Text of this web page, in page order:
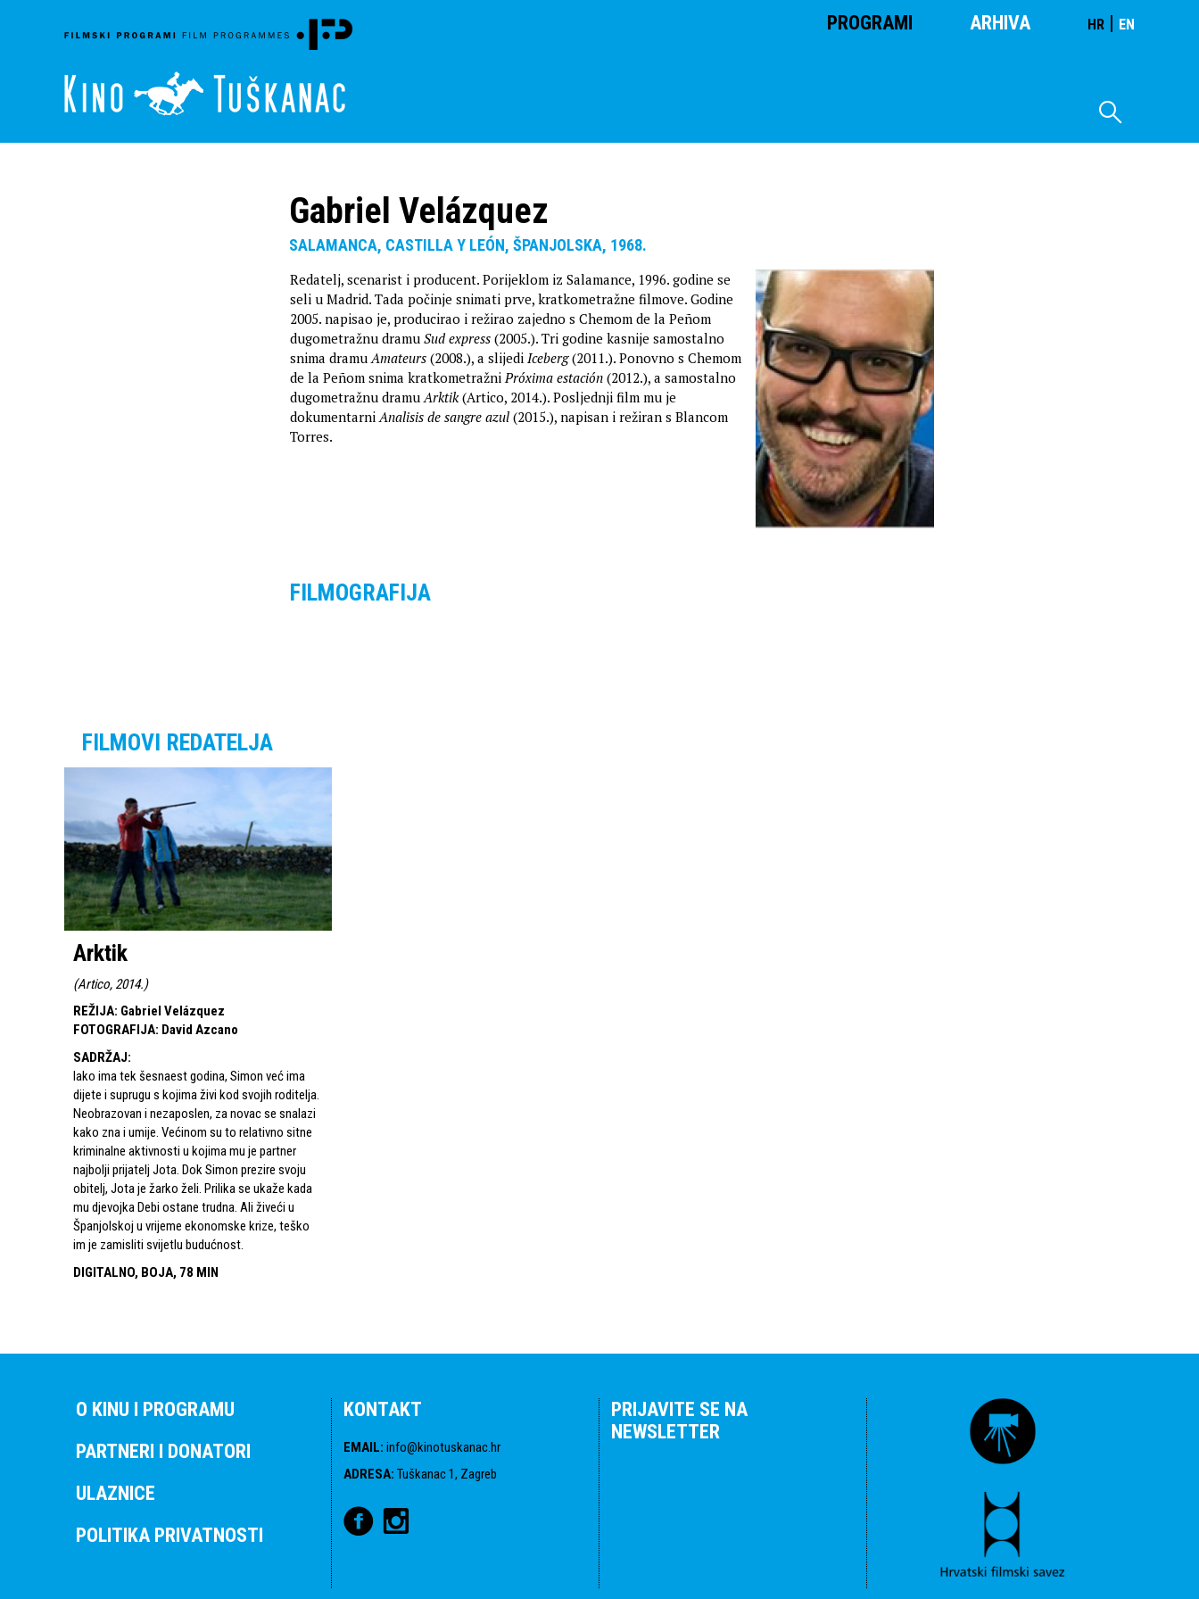
PROGRAMI ARHIVA HR | EN
Gabriel Velázquez
SALAMANCA, CASTILLA Y LEÓN, ŠPANJOLSKA, 1968.
Redatelj, scenarist i producent. Porijeklom iz Salamance, 1996. godine se
seli u Madrid. Tada počinje snimati prve, kratkometražne filmove. Godine
2005. napisao je, producirao i režirao zajedno s Chemom de la Peñom
dugometražnu dramu Sud express (2005.). Tri godine kasnije samostalno
snima dramuAmateurs (2008.), a slijedi Iceberg(2011.). Ponovno s Chemom
de la Peñom snima kratkometražniPróxima estación (2012.), a samostalno
dugometražnu dramuArktik (Artico, 2014.). Posljednji film mu je
dokumentarniAnalisis de sangre azul (2015.), napisan i režiran s Blancom
Torres.
FILMOGRAFIJA
FILMOVI REDATELJA
Arktik
(Artico, 2014.)
REŽIJA: Gabriel Velázquez
FOTOGRAFIJA: David Azcano
SADRŽAJ:
Iako ima tek šesnaest godina, Simon već ima
dijete i suprugu s kojima živi kod svojih roditelja.
Neobrazovan i nezaposlen, za novac se snalazi
kako zna i umije. Većinom su to relativno sitne
kriminalne aktivnosti u kojima mu je partner
najbolji prijatelj Jota. Dok Simon prezire svoju
obitelj, Jota je žarko želi. Prilika se ukaže kada
mu djevojka Debi ostane trudna. Ali živeći u
Španjolskoj u vrijeme ekonomske krize, teško
im je zamisliti svijetlu budućnost.
DIGITALNO, BOJA, 78 MIN
O KINU I PROGRAMU
PARTNERI I DONATORI
ULAZNICE
POLITIKA PRIVATNOSTI
KONTAKT
EMAIL: info@kinotuskanac.hr
ADRESA: Tuškanac 1, Zagreb
PRIJAVITE SE NA
NEWSLETTER